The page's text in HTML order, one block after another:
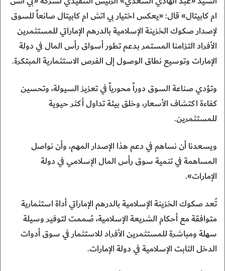
ام كابيتال» قال: «يعكس اختيار بي اتش ام كابيتال صانعاً للسوق
لإصدار صكوك الخزينة الإسلامية بالدرهم الإماراتي للمستثمرين
الأفراد التزامنا المستمر بدعم تطور أسواق رأس المال في دولة
الإمارات وتوسيع نطاق الوصول إلى الفرص الاستثمارية المبتكرة.
وتؤدي صناعة السوق دوراً محورياً في تعزيز السيولة، وتحسين
كفاءة اكتشاف الأسعار، وخلق بيئة تداول أكثر حيوية
للمستثمرين.
ويسعدنا أن نساهم في دعم هذا الإصدار المهم، وأن نواصل
المساهمة في تنمية سوق رأس المال الإسلامي في دولة
الإمارات».
تُعد صكوك الخزينة الإسلامية بالدرهم الإماراتي أداة استثمارية
متوافقة مع أحكام الشريعة الإسلامية، صُممت لتوفير وسيلة
سهلة ومباشرة للمستثمرين الأفراد للاستثمار في سوق أدوات
الدخل الثابت الإسلامية في دولة الإمارات.